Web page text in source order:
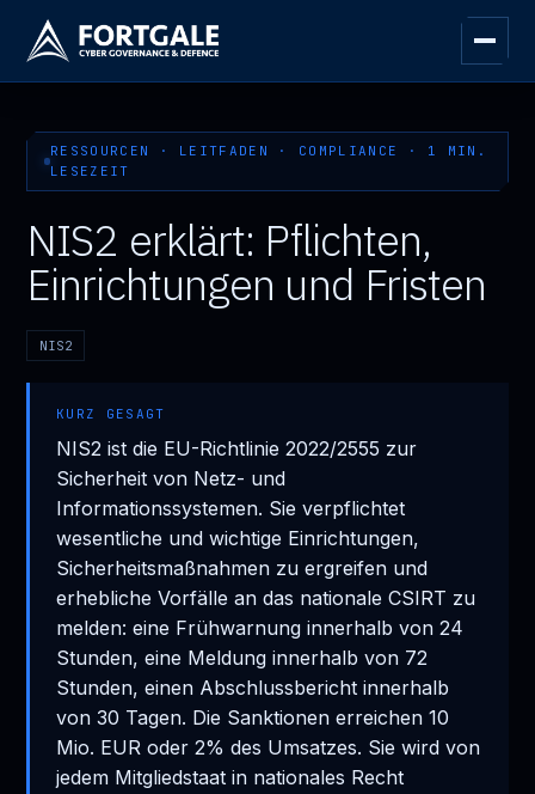
RESSOURCEN · LEITFADEN · COMPLIANCE · 1 MIN.
LESEZEIT
NIS2 erklärt: Pflichten,
Einrichtungen und Fristen
NIS2
KURZ GESAGT
NIS2 ist die EU-Richtlinie 2022/2555 zur
Sicherheit von Netz- und
Informationssystemen. Sie verpflichtet
wesentliche und wichtige Einrichtungen,
Sicherheitsmaßnahmen zu ergreifen und
erhebliche Vorfälle an das nationale CSIRT zu
melden: eine Frühwarnung innerhalb von 24
Stunden, eine Meldung innerhalb von 72
Stunden, einen Abschlussbericht innerhalb
von 30 Tagen. Die Sanktionen erreichen 10
Mio. EUR oder 2% des Umsatzes. Sie wird von
jedem Mitgliedstaat in nationales Recht